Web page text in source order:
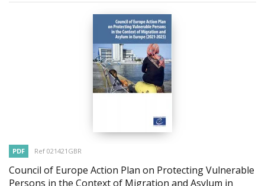
PDF Ref 021421GBR
Council of Europe Action Plan on Protecting Vulnerable
Persons in the Context of Migration and Asylum in